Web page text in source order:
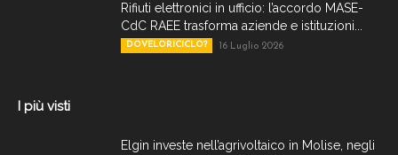
Rifiuti elettronici in ufficio: l’accordo MASE-
CdC RAEE trasforma aziende e istituzioni...
DOVELORICICLO? 16 Luglio 2026
I più visti
Elgin investe nell’agrivoltaico in Molise, negli